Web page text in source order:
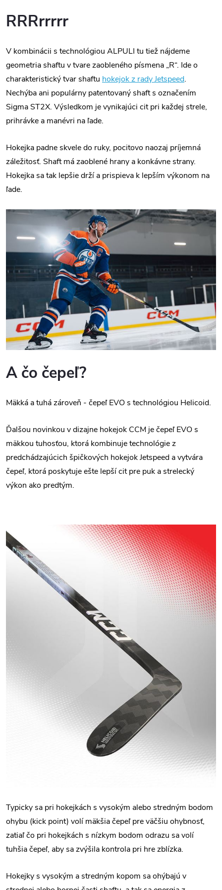
RRRrrrrr
V kombinácii s technológiou ALPULI tu tiež nájdeme
geometria shaftu v tvare zaobleného písmena „R“. Ide o
charakteristický tvar shaftu hokejok z rady Jetspeed.
Nechýba ani populárny patentovaný shaft s označením
Sigma ST2X. Výsledkom je vynikajúci cit pri každej strele,
prihrávke a manévri na ľade.
Hokejka padne skvele do ruky, pocitovo naozaj príjemná
záležitosť. Shaft má zaoblené hrany a konkávne strany.
Hokejka sa tak lepšie drží a prispieva k lepším výkonom na
ľade.
A čo čepeľ?
Mäkká a tuhá zároveň - čepeľ EVO s technológiou Helicoid.
Ďalšou novinkou v dizajne hokejok CCM je čepeľ EVO s
mäkkou tuhosťou, ktorá kombinuje technológie z
predchádzajúcich špičkových hokejok Jetspeed a vytvára
čepeľ, ktorá poskytuje ešte lepší cit pre puk a strelecký
výkon ako predtým.
Typicky sa pri hokejkách s vysokým alebo stredným bodom
ohybu (kick point) volí mäkšia čepeľ pre väčšiu ohybnosť,
zatiaľ čo pri hokejkách s nízkym bodom odrazu sa volí
tuhšia čepeľ, aby sa zvýšila kontrola pri hre zblízka.
Hokejky s vysokým a stredným kopom sa ohýbajú v